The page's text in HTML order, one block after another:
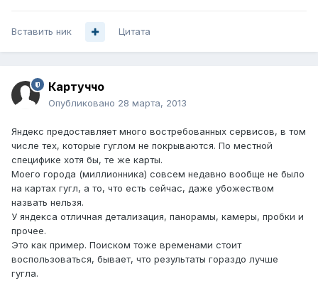
Вставить ник Цитата
Картуччо
Опубликовано 28 марта, 2013
Яндекс предоставляет много востребованных сервисов, в том
числе тех, которые гуглом не покрываются. По местной
специфике хотя бы, те же карты.
Моего города (миллионника) совсем недавно вообще не было
на картах гугл, а то, что есть сейчас, даже убожеством
назвать нельзя.
У яндекса отличная детализация, панорамы, камеры, пробки и
прочее.
Это как пример. Поиском тоже временами стоит
воспользоваться, бывает, что результаты гораздо лучше
гугла.